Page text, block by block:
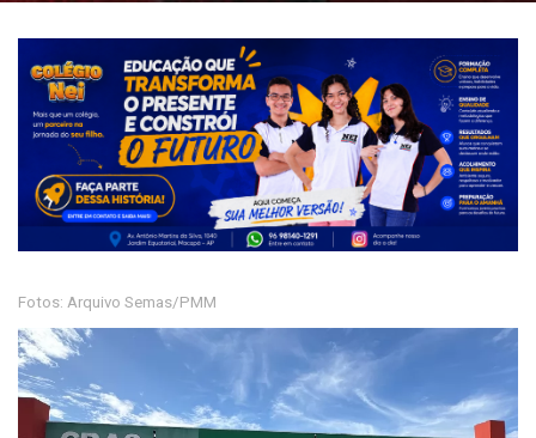
Fotos: Arquivo Semas/PMM